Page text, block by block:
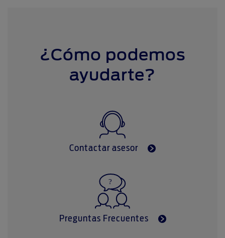
¿Cómo podemos
ayudarte?
Contactar asesor
Preguntas Frecuentes